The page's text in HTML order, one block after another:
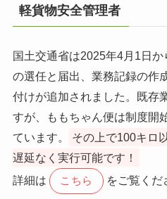
軽貨物安全管理者
国土交通省は2025年4月1日
の選任と届出、業務記録の作
付けが追加されました。既存
すが、ももちゃん便は制度開
ています。
その上で100キロ
遅延なく実行可能です！
詳細は
こちら をご覧くだ